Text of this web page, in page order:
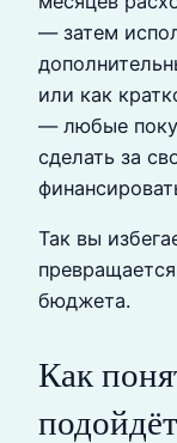
— затем
или как
— любые
сделать за
Так вы
бюджета.
Как